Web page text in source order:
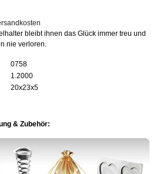
bleibt ihnen das Glück immer treu und
nie verloren.
0758
1.2000
20x23x5
& Zubehör: